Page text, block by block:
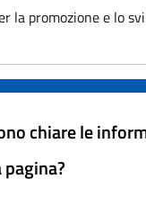
la promozione e lo
chiare le